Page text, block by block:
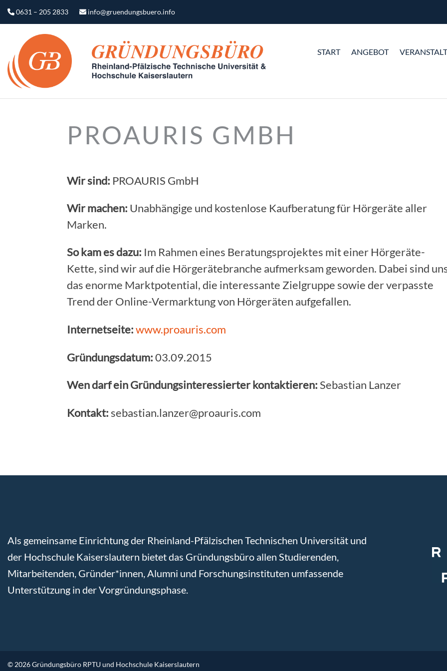
0631 – 205 2833 info@gruendungsbuero.info
START ANGEBOT
PROAURIS GMBH
Wir sind: PROAURIS GmbH
Wir machen: Unabhängige und kostenlose Kaufberatung für Hörgeräte aller
Marken.
So kam es dazu: Im Rahmen eines Beratungsprojektes mit einer Hörgeräte-
Kette, sind wir auf die Hörgerätebranche aufmerksam geworden. Dabei sind
das enorme Marktpotential, die interessante Zielgruppe sowie der verpasste
Trend der Online-Vermarktung von Hörgeräten aufgefallen.
Internetseite:www.proauris.com
Gründungsdatum:03.09.2015
Wen darf ein Gründungsinteressierter kontaktieren: Sebastian Lanzer
Kontakt: sebastian.lanzer@proauris.com
Als gemeinsame Einrichtung der Rheinland-Pfälzischen Technischen Universität und
der Hochschule Kaiserslautern bietet das Gründungsbüro allen Studierenden,
Mitarbeitenden, Gründer*innen, Alumni und Forschungsinstituten umfassende
Unterstützung in der Vorgründungsphase.
© 2026 Gründungsbüro RPTU und Hochschule Kaiserslautern